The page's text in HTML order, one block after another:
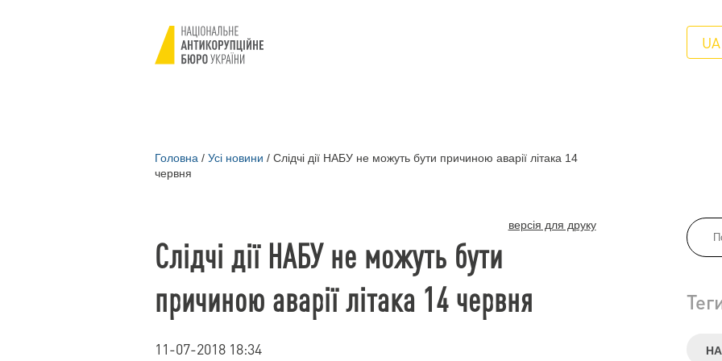
UA
Головна / Усі новини / Слідчі дії НАБУ не можуть бути причиною аварії літака 14
червня
версія для друку
Слідчі дії НАБУ не можуть бути
причиною аварії літака 14 червня
11-07-2018 18:34